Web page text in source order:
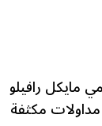
مايكل رافيلو
مكثفة